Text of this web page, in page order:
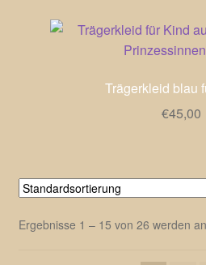
Trägerkleid blau
€45,00
Ergebnisse 1 – 15 von 26 werden